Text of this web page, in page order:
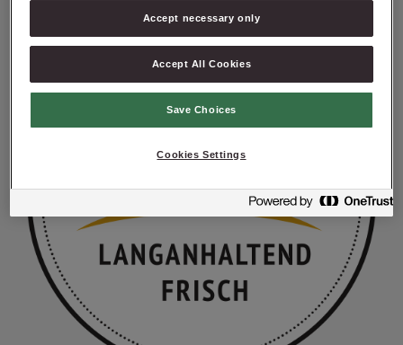
Accept necessary only
Accept All Cookies
Save Choices
Cookies Settings